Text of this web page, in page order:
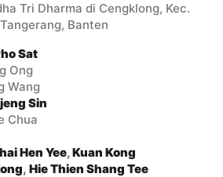
Tri Dharma di Cengklong, Kec.
Banten
Sat
Ong
Wang
Sin
Chua
Hen Yee,Kuan Kong
, Hie Thien Shang Tee